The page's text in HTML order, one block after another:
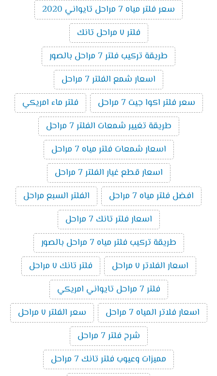
سعر فلتر مياه 7 مراحل تايواني 2020
فلتر ٧ مراحل تانك
طريقة تركيب فلتر 7 مراحل بالصور
اسعار شمع الفلتر 7 مراحل
سعر فلتر اكوا جيت 7 مراحل
فلتر ماء امريكي
طريقة تغيير شمعات الفلتر 7 مراحل
اسعار شمعات فلتر مياه 7 مراحل
اسعار قطع غيار الفلتر 7 مراحل
افضل فلتر مياه 7 مراحل
الفلتر السبع مراحل
اسعار فلتر تانك 7 مراحل
طريقة تركيب فلتر مياه 7 مراحل بالصور
اسعار الفلاتر ٧ مراحل
فلتر تانك ٧ مراحل
فلتر 7 مراحل تايواني امريكي
اسعار فلاتر المياه 7 مراحل
سعر الفلتر ٧ مراحل
شرح فلتر 7 مراحل
مميزات وعيوب فلتر تانك 7 مراحل